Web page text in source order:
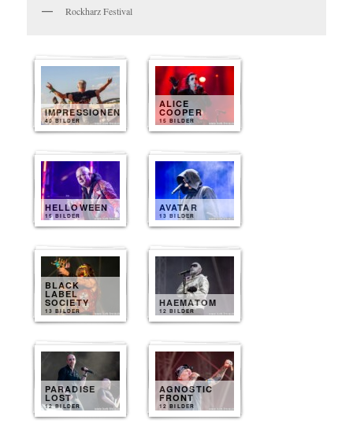
Rockharz Festival
IMPRESSIONEN
40 BILDER
ALICE
COOPER
15 BILDER
HELLOWEEN
15 BILDER
AVATAR
13 BILDER
BLACK
LABEL
SOCIETY
13 BILDER
HAEMATOM
12 BILDER
PARADISE
LOST
12 BILDER
AGNOSTIC
FRONT
12 BILDER